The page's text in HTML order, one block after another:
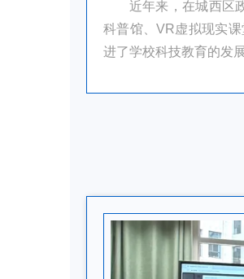
近年来，在城西区
科普馆、VR虚拟现实
进了学校科技教育的发展